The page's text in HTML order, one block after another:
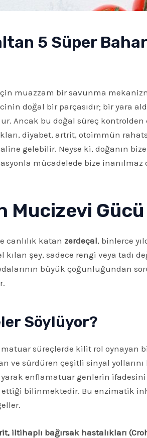
5 Süper
muazzam bir savunma
doğal bir parçasıdır; bir yara
Ancak bu doğal süreç kontrolden
diyabet, artrit, otoimmün
gelebilir. Neyse ki, doğanın
mücadelede bize inanılmaz
Mucizevi Gücü
canlılık katan zerdeçal, binlerce
şey, sadece rengi veya tadı
büyük çoğunluğundan
Söylüyor?
süreçlerde kilit rol oynayan
sürdüren çeşitli sinyal yollarını
enflamatuar genlerin ifadesini
bilinmektedir. Bu enzimatik
iltihaplı bağırsak hastalıkları